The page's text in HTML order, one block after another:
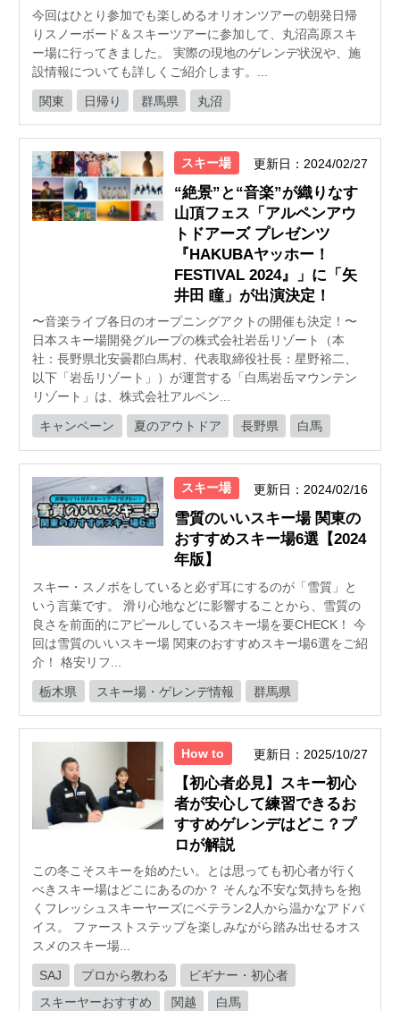
今回はひとり参加でも楽しめるオリオンツアーの朝発日帰
りスノーボード＆スキーツアーに参加して、丸沼高原スキ
ー場に行ってきました。 実際の現地のゲレンデ状況や、施
設情報についても詳しくご紹介します。...
関東 日帰り 群馬県 丸沼
スキー場 更新日：2024/02/27
“絶景”と“音楽”が織りなす
山頂フェス「アルペンアウ
トドアーズ プレゼンツ
『HAKUBAヤッホー！
FESTIVAL 2024』」に「矢
井田 瞳」が出演決定！
〜音楽ライブ各日のオープニングアクトの開催も決定！〜
日本スキー場開発グループの株式会社岩岳リゾート（本
社：⻑野県北安曇郡白馬村、代表取締役社⻑：星野裕二、
以下「岩岳リゾート」）が運営する「⽩⾺岩岳マウンテン
リゾート」は、株式会社アルペン...
キャンペーン 夏のアウトドア 長野県 白馬
スキー場 更新日：2024/02/16
雪質のいいスキー場 関東の
おすすめスキー場6選【2024
年版】
スキー・スノボをしていると必ず耳にするのが「雪質」と
いう言葉です。 滑り心地などに影響することから、雪質の
良さを前面的にアピールしているスキー場を要CHECK！ 今
回は雪質のいいスキー場 関東のおすすめスキー場6選をご紹
介！ 格安リフ...
栃木県 スキー場・ゲレンデ情報 群馬県
How to 更新日：2025/10/27
【初心者必見】スキー初心
者が安心して練習できるお
すすめゲレンデはどこ？プ
ロが解説
この冬こそスキーを始めたい。とは思っても初心者が行く
べきスキー場はどこにあるのか？ そんな不安な気持ちを抱
くフレッシュスキーヤーズにベテラン2人から温かなアドバ
イス。 ファーストステップを楽しみながら踏み出せるオス
スメのスキー場...
SAJ プロから教わる
ビギナー・初心者
スキーヤーおすすめ
関越 白馬